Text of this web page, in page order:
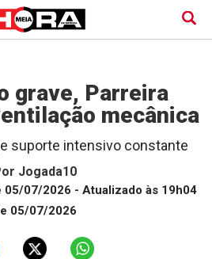
grave, Parreira
mecânica
suporte intensivo constante
Jogada10
05/07/2026 - Atualizado às 19h04
05/07/2026